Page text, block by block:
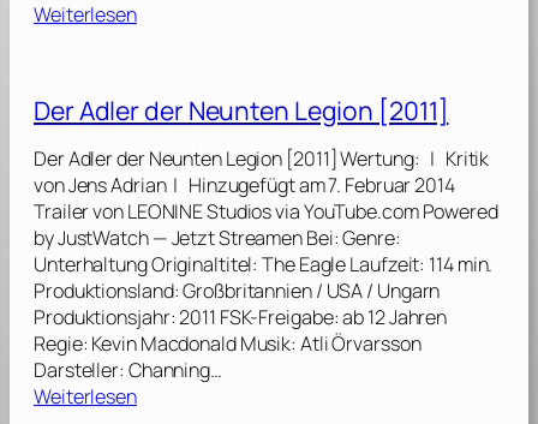
0
]
Weiterlesen:
M
u
r
e
t
a
n
i
e
r
[
Der Adler der Neunten Legion [2011]
Der Adler der Neunten Legion [2011] Wertung: | Kritik
von Jens Adrian | Hinzugefügt am 7. Februar 2014
Trailer von LEONINE Studios via YouTube.com Powered
by JustWatch — Jetzt Streamen Bei: Genre:
Unterhaltung Originaltitel: The Eagle Laufzeit: 114 min.
Produktionsland: Großbritannien / USA / Ungarn
Produktionsjahr: 2011 FSK-Freigabe: ab 12 Jahren
Regie: Kevin Macdonald Musik: Atli Örvarsson
Darsteller: Channing…
Weiterlesen: